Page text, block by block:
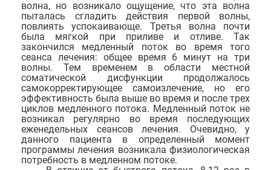
волна, но возникало ощущение, что эта волна
пыталась сгладить действия первой волны,
повлиять успокаивающе. Третья волна почти
была мягкой при приливе и отливе. Так
закончился медленный поток во время того
сеанса лечения: общее время 6 минут на три
волны. Тем временем в области местной
соматической дисфункции продолжалось
самокорректирующее самоизлечение, но его
эффективность была выше во время и после трех
циклов медленного потока. Медленный поток не
возникал регулярно во время последующих
еженедельных сеансов лечения. Очевидно, у
данного пациента в определенный момент
программы лечения возникала физиологическая
потребность в медленном потоке.